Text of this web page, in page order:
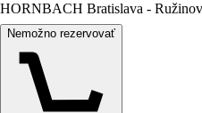
HORNBACH Bratislava - Ružinov
Nemožno rezervovať